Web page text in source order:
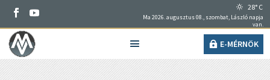
28° C
Ma 2026. augusztus 08., szombat, László napja
van.
E-MÉRNÖK